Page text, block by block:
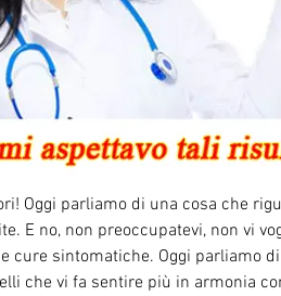
Oggi parliamo di una cosa che
E no, non preoccupatevi, non vi
cure sintomatiche. Oggi parliamo
che vi fa sentire più in armonia